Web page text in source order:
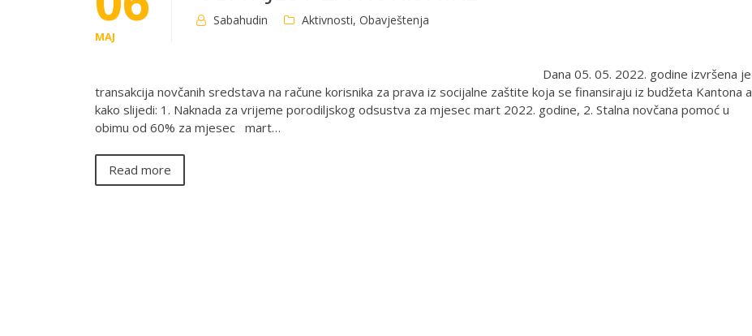
MAJ
Sabahudin Aktivnosti, Obavještenja
Dana 05. 05. 2022. godine izvršena je
transakcija novčanih sredstava na račune korisnika za prava iz socijalne zaštite koja se finansiraju iz budžeta Kantona a
kako slijedi: 1. Naknada za vrijeme porodiljskog odsustva za mjesec mart 2022. godine, 2. Stalna novčana pomoć u
obimu od 60% za mjesec mart…
Read more